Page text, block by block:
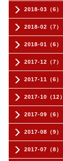
2018-03（6）
2018-02（7）
2018-01（6）
2017-12（7）
2017-11（6）
2017-10（12）
2017-09（6）
2017-08（9）
2017-07（8）